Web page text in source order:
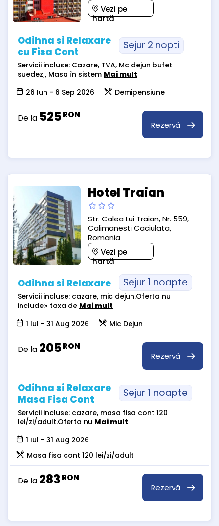
Vezi pe
hartă
Odihna si Relaxare
cu Fisa Cont
Sejur 2 nopti
Servicii incluse: Cazare, TVA, Mc dejun bufet
suedez;, Masa în sistem Mai mult
26 Iun - 6 Sep 2026
Demipensiune
De la 525RON
Rezervă
Hotel Traian
Str. Calea Lui Traian, Nr. 559,
Calimanesti Caciulata,
Romania
Vezi pe
hartă
Odihna si Relaxare Sejur 1 noapte
Servicii incluse: cazare, mic dejun.Oferta nu
include:• taxa de Mai mult
1 Iul - 31 Aug 2026
Mic Dejun
De la 205RON
Rezervă
Odihna si Relaxare
Masa Fisa Cont
Sejur 1 noapte
Servicii incluse: cazare, masa fisa cont 120
lei/zi/adult.Oferta nu Mai mult
1 Iul - 31 Aug 2026
Masa fisa cont 120 lei/zi/adult
De la 283RON
Rezervă